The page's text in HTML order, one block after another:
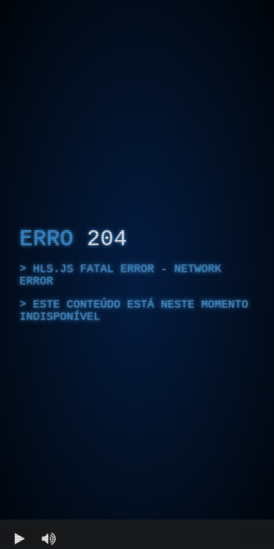
ERRO 204
HLS.JS FATAL ERROR - NETWORK
ERROR
ESTE CONTEÚDO ESTÁ NESTE MOMENTO
INDISPONÍVEL